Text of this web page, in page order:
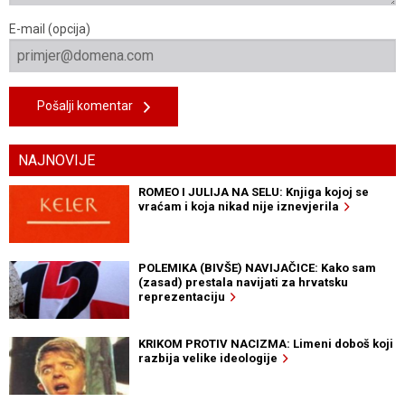
E-mail (opcija)
Pošalji komentar
NAJNOVIJE
ROMEO I JULIJA NA SELU: Knjiga kojoj se
vraćam i koja nikad nije iznevjerila
POLEMIKA (BIVŠE) NAVIJAČICE: Kako sam
(zasad) prestala navijati za hrvatsku
reprezentaciju
KRIKOM PROTIV NACIZMA: Limeni doboš koji
razbija velike ideologije